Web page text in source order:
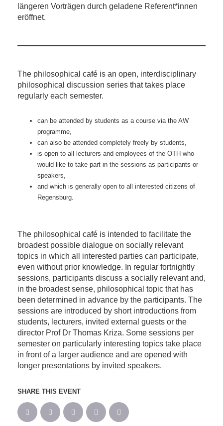
längeren Vorträgen durch geladene Referent*innen
eröffnet.
The philosophical café is an open, interdisciplinary
philosophical discussion series that takes place
regularly each semester.
can be attended by students as a course via the AW
programme,
can also be attended completely freely by students,
is open to all lecturers and employees of the OTH who
would like to take part in the sessions as participants or
speakers,
and which is generally open to all interested citizens of
Regensburg.
The philosophical café is intended to facilitate the
broadest possible dialogue on socially relevant
topics in which all interested parties can participate,
even without prior knowledge. In regular fortnightly
sessions, participants discuss a socially relevant and,
in the broadest sense, philosophical topic that has
been determined in advance by the participants. The
sessions are introduced by short introductions from
students, lecturers, invited external guests or the
director Prof Dr Thomas Kriza. Some sessions per
semester on particularly interesting topics take place
in front of a larger audience and are opened with
longer presentations by invited speakers.
SHARE THIS EVENT